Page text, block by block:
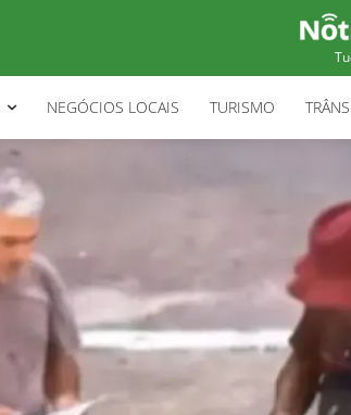
NEGÓCIOS LOCAIS TURISMO